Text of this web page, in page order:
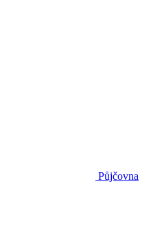
Půjčovna